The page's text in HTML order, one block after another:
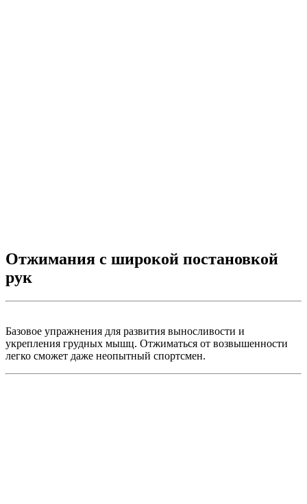
Отжимания с широкой постановкой
рук
Базовое упражнения для развития выносливости и
укрепления грудных мышц. Отжиматься от возвышенности
легко сможет даже неопытный спортсмен.